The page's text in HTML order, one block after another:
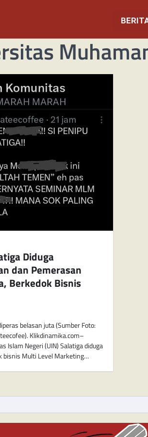
Diduga
dan Pemerasan
Berkedok Bisnis
belasan juta (Sumber Foto:
Klikdinamika.com–
Islam Negeri (UIN) Salatiga diduga
bisnis Multi Level Marketing…